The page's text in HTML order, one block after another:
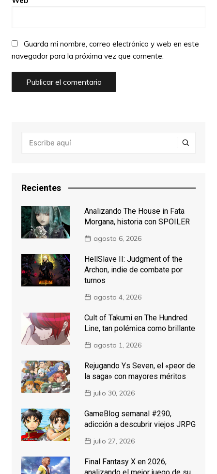
Guarda mi nombre, correo electrónico y web en este
navegador para la próxima vez que comente.
Recientes
Analizando The House in Fata
Morgana, historia con SPOILER
agosto 6, 2026
HellSlave II: Judgment of the
Archon, indie de combate por
turnos
agosto 4, 2026
Cult of Takumi en The Hundred
Line, tan polémica como brillante
agosto 1, 2026
Rejugando Ys Seven, el «peor de
la saga» con mayores méritos
julio 30, 2026
GameBlog semanal #290,
adicción a descubrir viejos JRPG
julio 27, 2026
Final Fantasy X en 2026,